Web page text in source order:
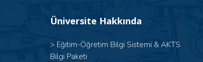
Üniversite Hakkında
> Eğitim-Öğretim Bilgi Sistemi & AKTS
Bilgi Paketi